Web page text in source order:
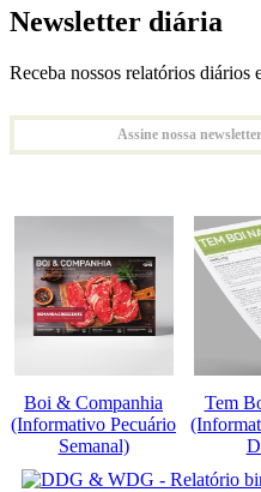
Newsletter diária
Receba nossos relatórios diários
Assine nossa newsletter
Boi & Companhia
(Informativo Pecuário
Semanal)
Tem